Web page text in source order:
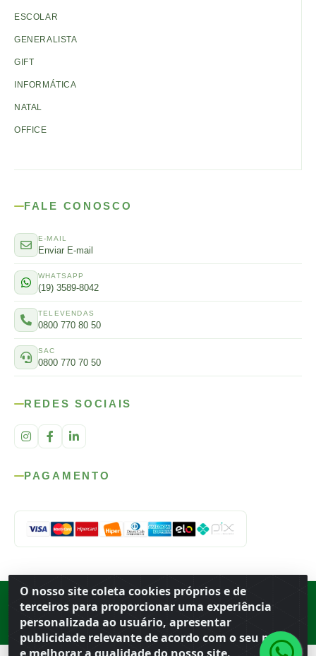
O nosso site coleta cookies próprios e de
terceiros para proporcionar uma experiência
personalizada ao usuário, apresentar
publicidade relevante de acordo com o seu perfil
ESCOLAR
GENERALISTA
GIFT
INFORMÁTICA
NATAL
OFFICE
FALE CONOSCO
E-MAIL
Enviar E-mail
WHATSAPP
(19) 3589-8042
TELEVENDAS
0800 770 80 50
SAC
0800 770 70 50
REDES SOCIAIS
PAGAMENTO
Rod. SP-215, s/n, km 98 — Área Rural Porto Ferreira ·BR
· CEP
· CNPJ 56.679.863/0001-91
© 2026 Atacado Ideal